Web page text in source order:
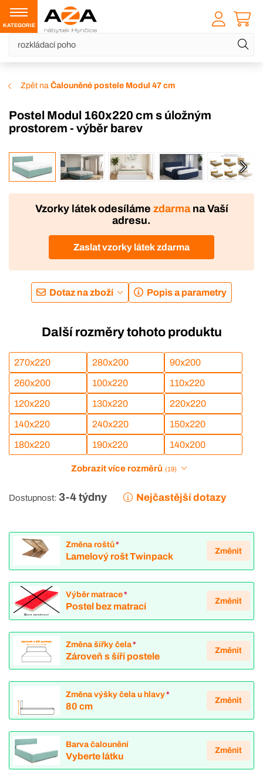
KATEGORIE
Zpět na Čalouněné postele Modul 47 cm
Postel Modul 160x220 cm s úložným
prostorem - výběr barev
VÝROBA
Vzorky látek odesíláme zdarmana Vaší
adresu.
Zaslat vzorky látek zdarma
Dotaz na zboží Popis a parametry
Další rozměry tohoto produktu
270x220 280x200 90x200
260x200 100x220 110x220
120x220 130x220 220x220
140x220 240x220 150x220
180x220 190x220 140x200
Zobrazit více rozměrů (19)
Dostupnost: 3-4 týdny Nejčastější dotazy
Změna roštů*
Lamelový rošt Twinpack
Změnit
Výběr matrace*
Postel bez matrací
Změnit
Změna šířky čela*
Zároveň s šíří postele
Změnit
Změna výšky čela u hlavy*
80 cm
Změnit
Barva čalounění
Vyberte látku
Změnit